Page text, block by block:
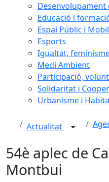
Educació i
Espai Públic i
Esports
Igualtat,
Medi Ambient
Participació,
Solidaritat i
Urbanisme i
Actualitat
54è aplec de
Montbui